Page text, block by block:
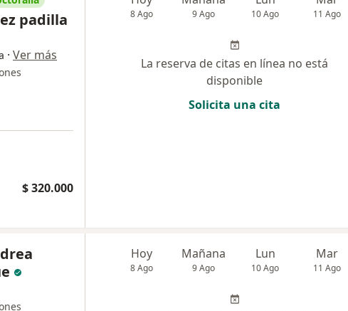
padilla
· Ver más
$ 320.000
8 Ago 9 Ago 10 Ago 11 Ago
La reserva de citas en línea no está
disponible
Solicita una cita
Hoy
8 Ago
Mañana
9 Ago
Lun
10 Ago
Mar
11 Ago